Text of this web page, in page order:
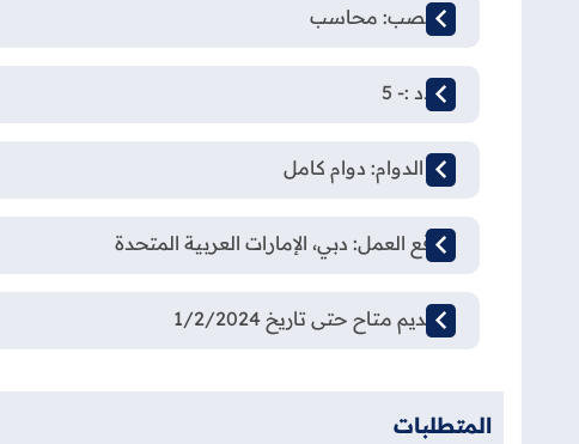
المنصب: محاسب
العدد :- 5
نوع الدوام: دوام كامل
موقع العمل: دبي، الإمارات العربية المتحدة
التقديم متاح حتى تاريخ 1/2/2024
المتطلبات